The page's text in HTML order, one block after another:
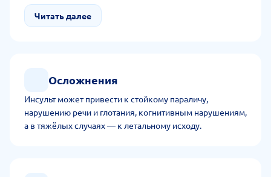
мерцательная аритмия, сахарный диабет, курение.
Читать далее
Осложнения
Инсульт может привести к стойкому параличу,
нарушению речи и глотания, когнитивным нарушениям,
а в тяжёлых случаях — к летальному исходу.